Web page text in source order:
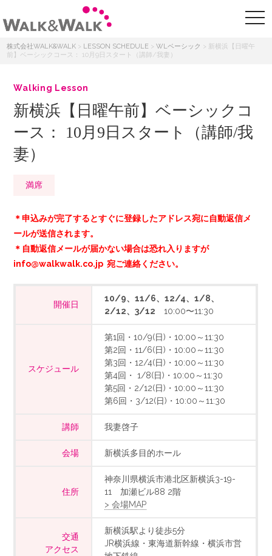
株式会社WALK&WALK > LESSON SCHEDULE >WLベーシック > 新横浜【日曜午
前】ベーシックコース： 10月9日スタート（講師/我妻）
Walking Lesson
新横浜【日曜午前】ベーシックコ
ース： 10月9日スタート（講師/我
妻）
満席
＊申込みが完了するとすぐに登録したアドレス宛に自動返信メ
ールが送信されます。
＊自動返信メールが届かない場合は恐れ入りますが
info@walkwalk.co.jp 宛ご連絡ください。
開催日
10/9、11/6、12/4、1/8、
2/12、3/12 10:00〜11:30
スケジュール
第1回・10/9(日)・10:00～11:30
第2回・11/6(日)・10:00～11:30
第3回・12/4(日)・10:00～11:30
第4回・ 1/8(日)・10:00～11:30
第5回・2/12(日)・10:00～11:30
第6回・3/12(日)・10:00～11:30
講師 我妻啓子
会場 新横浜多目的ホール
住所
神奈川県横浜市港北区新横浜3-19-
11 加瀬ビル88 2階
> 会場MAP
交通
アクセス
新横浜駅より徒歩5分
JR横浜線・東海道新幹線・横浜市営